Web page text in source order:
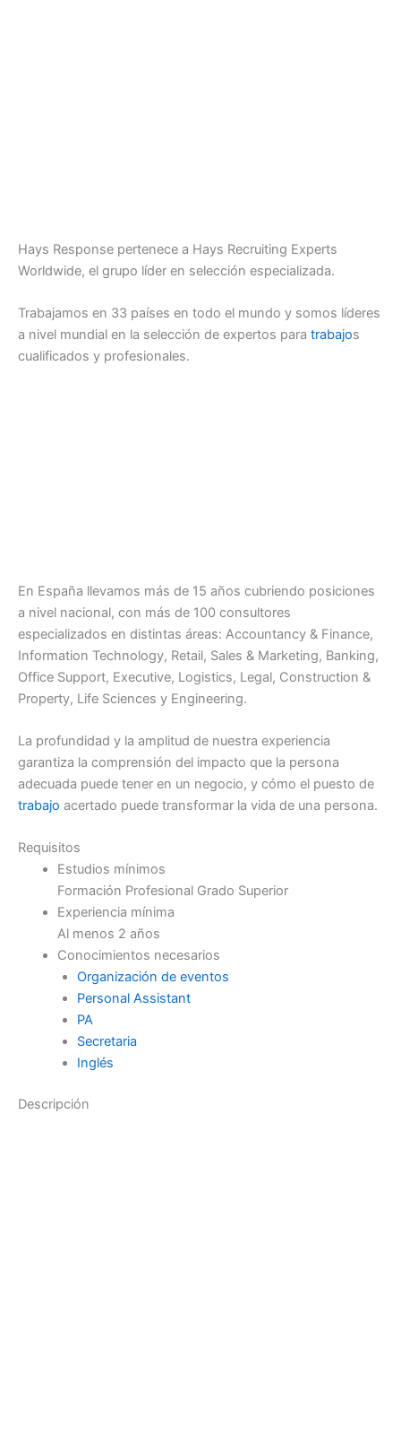
Hays Response pertenece a Hays Recruiting Experts
Worldwide, el grupo líder en selección especializada.
Trabajamos en 33 países en todo el mundo y somos líderes
a nivel mundial en la selección de expertos para trabajos
cualificados y profesionales.
En España llevamos más de 15 años cubriendo posiciones
a nivel nacional, con más de 100 consultores
especializados en distintas áreas: Accountancy & Finance,
Information Technology, Retail, Sales & Marketing, Banking,
Office Support, Executive, Logistics, Legal, Construction &
Property, Life Sciences y Engineering.
La profundidad y la amplitud de nuestra experiencia
garantiza la comprensión del impacto que la persona
adecuada puede tener en un negocio, y cómo el puesto de
trabajo acertado puede transformar la vida de una persona.
Requisitos
Estudios mínimos
Formación Profesional Grado Superior
Experiencia mínima
Al menos 2 años
Conocimientos necesarios
Organización de eventos
Personal Assistant
PA
Secretaria
Inglés
Descripción